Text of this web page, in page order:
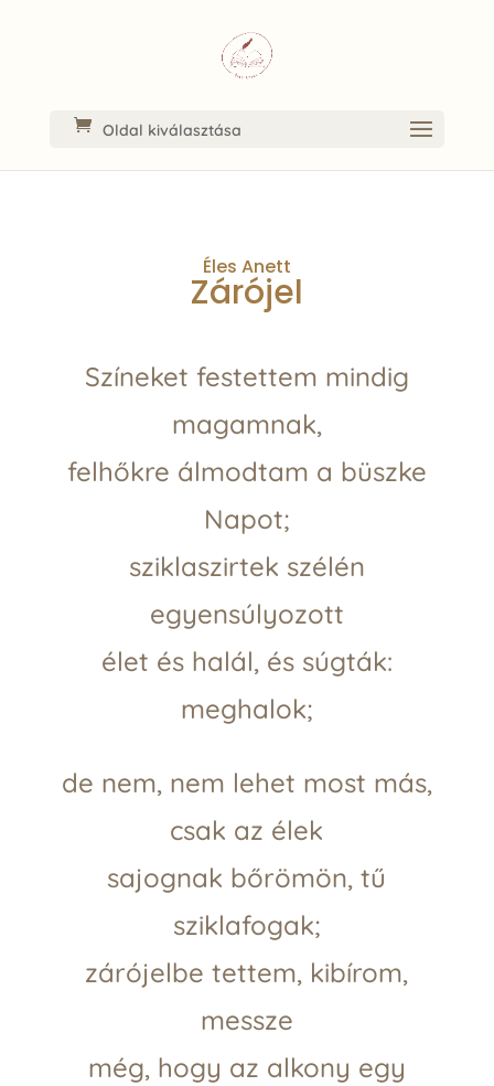
Oldal kiválasztása
Éles Anett
Zárójel
Színeket festettem mindig
magamnak,
felhőkre álmodtam a büszke
Napot;
sziklaszirtek szélén
egyensúlyozott
élet és halál, és súgták:
meghalok;
de nem, nem lehet most más,
csak az élek
sajognak bőrömön, tű
sziklafogak;
zárójelbe tettem, kibírom,
messze
még, hogy az alkony egy